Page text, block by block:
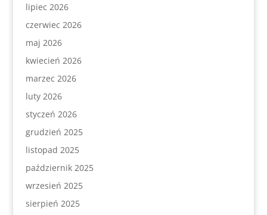
lipiec 2026
czerwiec 2026
maj 2026
kwiecień 2026
marzec 2026
luty 2026
styczeń 2026
grudzień 2025
listopad 2025
październik 2025
wrzesień 2025
sierpień 2025